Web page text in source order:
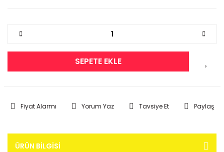
SEPETE EKLE
Fiyat Alarmı Yorum Yaz Tavsiye Et Paylaş
ÜRÜN BILGISI